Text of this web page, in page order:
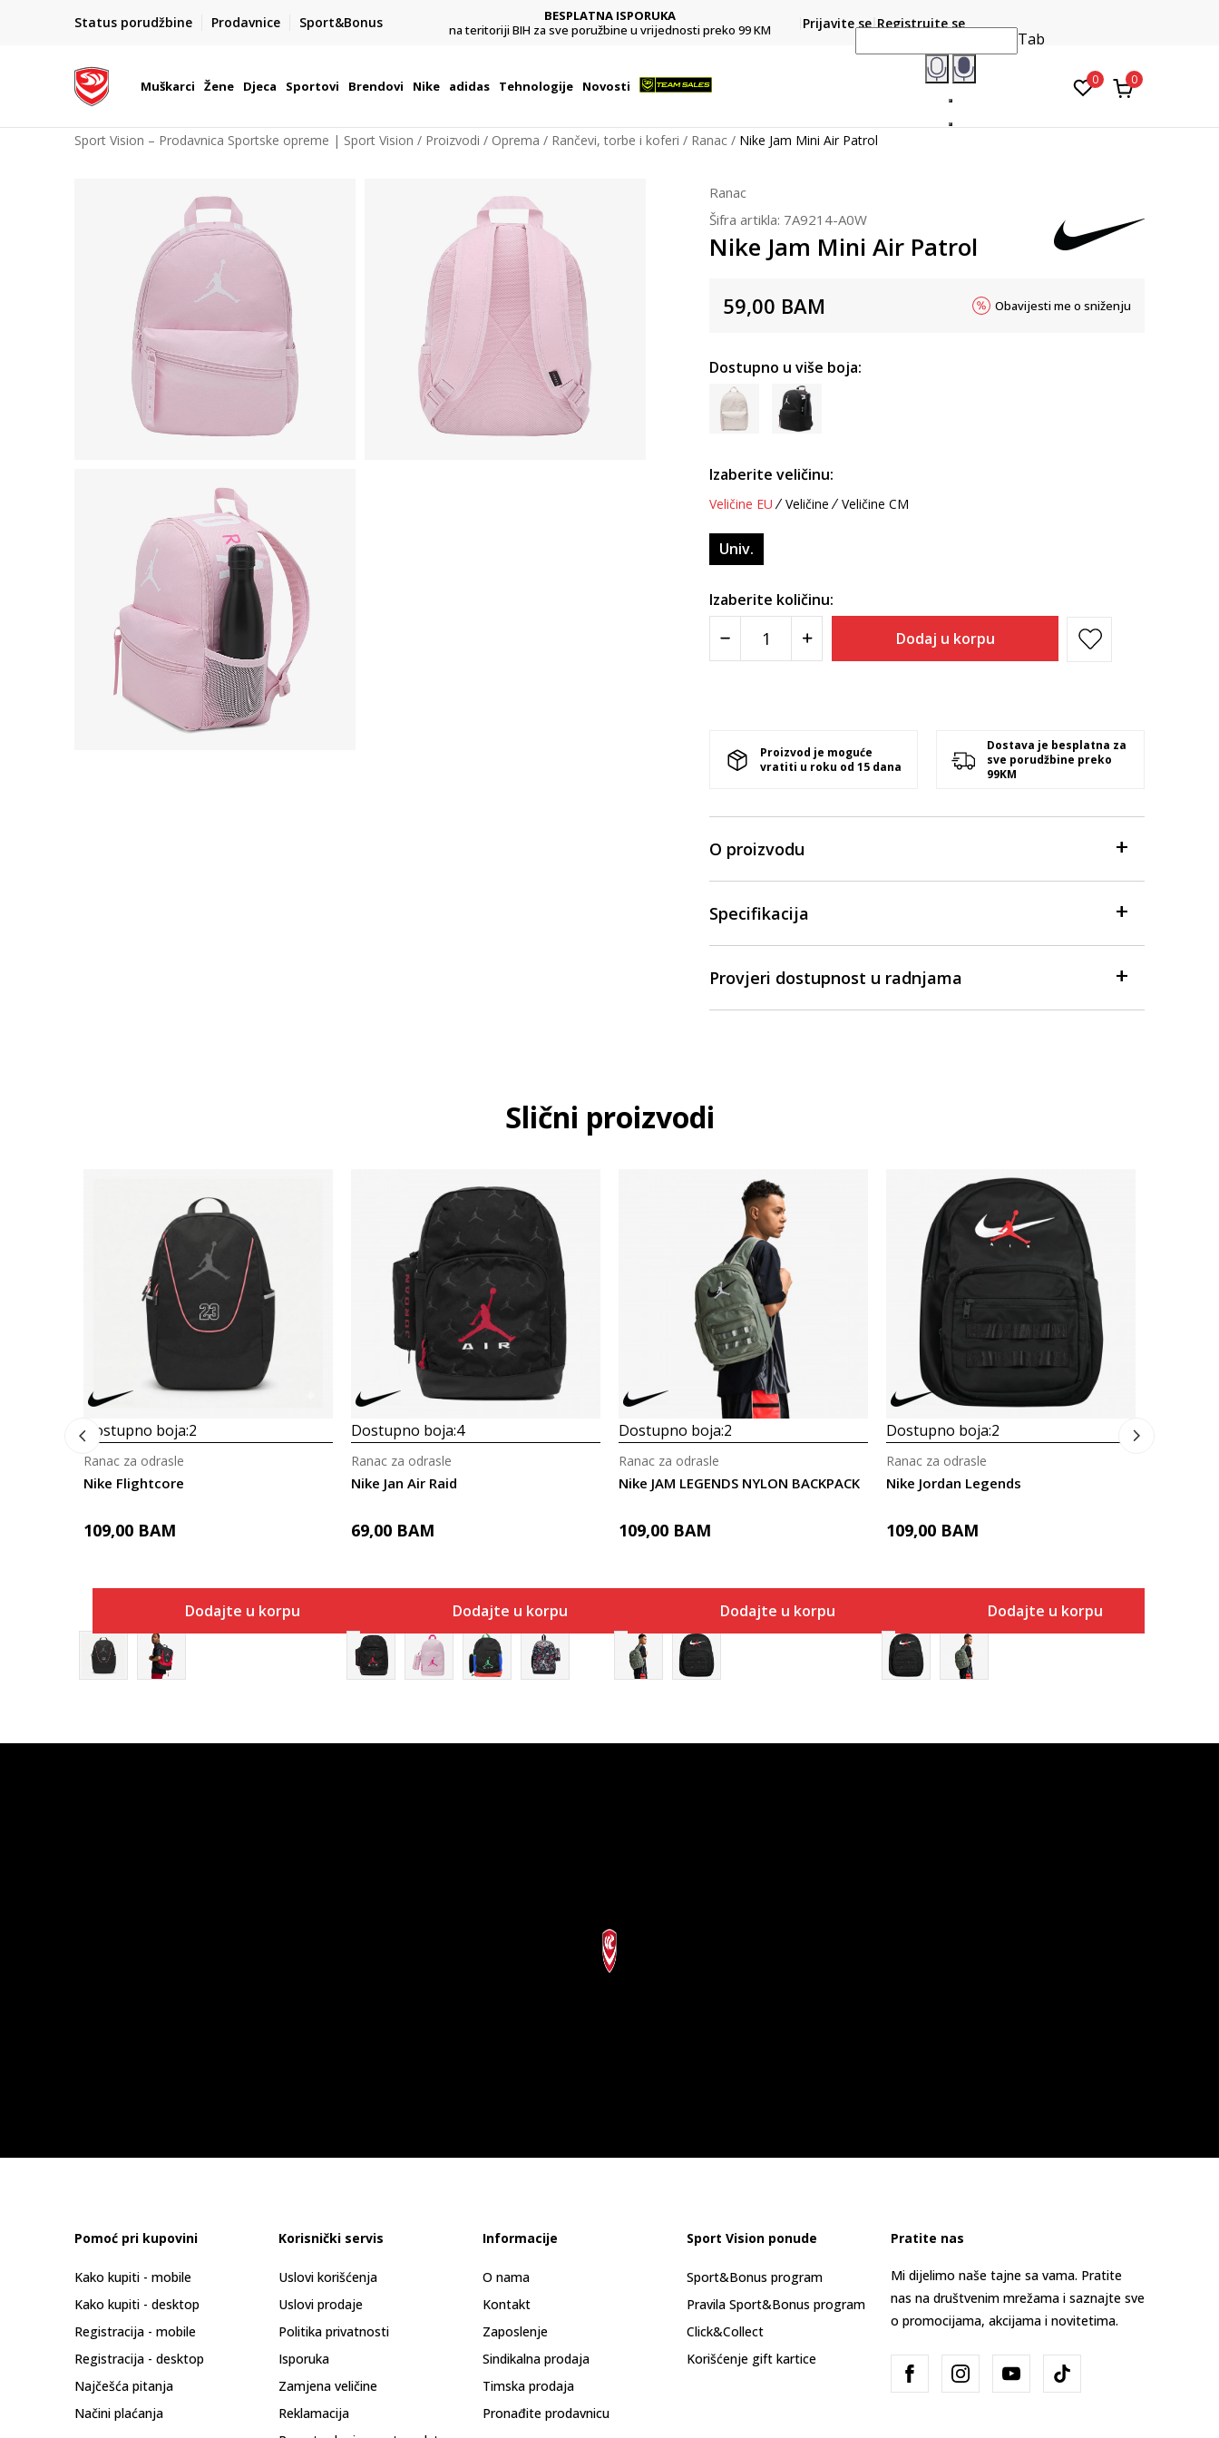
Status porudžbine Prodavnice Sport&Bonus
POZOVITE NAS NA : 055/490-400
Pon-Pet od 9h - 16h
BESPLATNA ISPORUKA
na teritoriji BIH za sve poružbine u vrijednosti preko 99 KM
Platite karticom online i preuzmite u prodavnici po vašem
Prijavite se Registrujte se
Muškarci Žene Djeca Sportovi Brendovi Nike adidas Tehnologije Novosti
Tab
0 0
Sport Vision – Prodavnica Sportske opreme | Sport Vision Proizvodi Oprema Rančevi, torbe i koferi Ranac Nike Jam Mini Air Patrol
Ranac
Šifra artikla: 7A9214-A0W
Nike Jam Mini Air Patrol
59,00 BAM Obavijesti me o sniženju
Dostupno u više boja:
Izaberite veličinu:
Veličine EU Veličine Veličine CM
Univ.
Izaberite količinu:
Dodaj u korpu
Proizvod je moguće
vratiti u roku od 15 dana
Dostava je besplatna za
sve porudžbine preko
99KM
O proizvodu
Specifikacija
Provjeri dostupnost u radnjama
Slični proizvodi
Dostupno boja:2
Nike Flightcore
Ranac za odrasle
109,00 BAM
Dodajte u korpu
Dostupno boja:4
Nike Jan Air Raid
Ranac za odrasle
69,00 BAM
Dodajte u korpu
Dostupno boja:2
Nike JAM LEGENDS NYLON BACKPACK
Ranac za odrasle
109,00 BAM
Dodajte u korpu
Dostupno boja:2
Nike Jordan Legends
Ranac za odrasle
109,00 BAM
Dodajte u korpu
Pomoć pri kupovini
Kako kupiti - mobile
Kako kupiti - desktop
Registracija - mobile
Registracija - desktop
Najčešća pitanja
Načini plaćanja
Korisnički servis
Uslovi korišćenja
Uslovi prodaje
Politika privatnosti
Isporuka
Zamjena veličine
Reklamacija
Informacije
O nama
Kontakt
Zaposlenje
Sindikalna prodaja
Timska prodaja
Pronađite prodavnicu
Sport Vision ponude
Sport&Bonus program
Pravila Sport&Bonus program
Click&Collect
Korišćenje gift kartice
Pratite nas
Mi dijelimo naše tajne sa vama. Pratite
nas na društvenim mrežama i saznajte sve
o promocijama, akcijama i novitetima.